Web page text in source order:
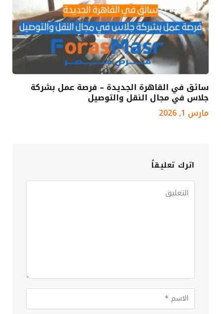
سائق في القاهرة الجديدة – فرصة عمل بشركة
جلاس في مجال النقل والتوصيل
مارس 1, 2026
اترك تعليقاً